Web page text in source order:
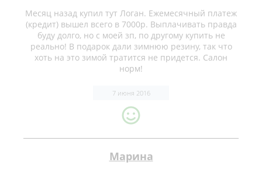
Месяц назад купил тут Логан. Ежемесячный платеж
(кредит) вышел всего в 7000р. Выплачивать правда
буду долго, но с моей зп, по другому купить не
реально! В подарок дали зимнюю резину, так что
хоть на это зимой тратится не придется. Салон
норм!
7 июня 2016
Марина